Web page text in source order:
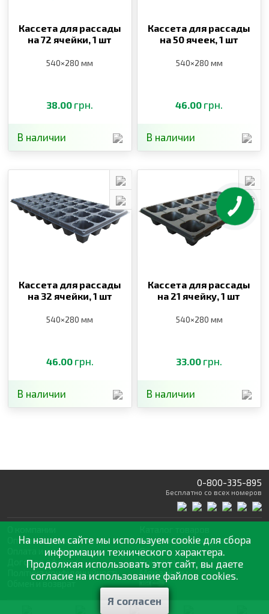
Кассета для рассады
на 72 ячейки,1 шт
540×280 мм
38.00 грн.
В наличии
Кассета для рассады
на 50 ячеек,1 шт
540×280 мм
46.00 грн.
В наличии
Кассета для рассады
на 32 ячейки,1 шт
540×280 мм
46.00 грн.
В наличии
Кассета для рассады
на 21 ячейку,1 шт
540×280 мм
33.00 грн.
В наличии
0-800-335-895
Бесплатно со всех номеров
Оптовая продажа
Оплата и доставка
Договор оферты
Політика конфіденційності
Обмен и возврат
Статьии рекомендации
Отзывы
Контакты
Мои заказы
На нашем сайте мы используем cookie для сбора
информации технического характера.
Продолжая использовать этот сайт, вы даете
согласие на использование файлов cookies.
Я согласен